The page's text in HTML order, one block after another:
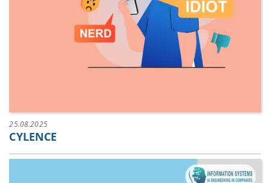
25.08.2025
CYLENCE